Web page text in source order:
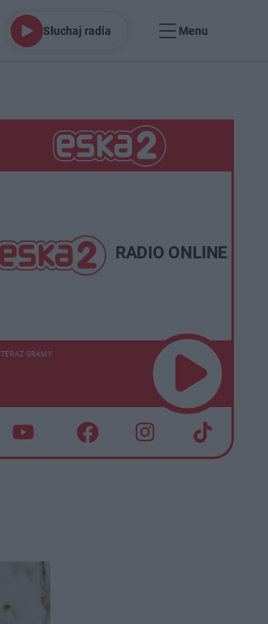
Słuchaj radia Menu
RADIO ONLINE
TERAZ GRAMY